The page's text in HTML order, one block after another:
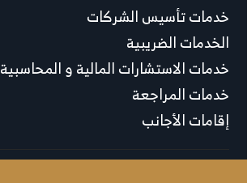
خدمات تأسيس الشركات
الخدمات الضريبية
خدمات الاستشارات المالية و المحاسبية
خدمات المراجعة
إقامات الأجانب